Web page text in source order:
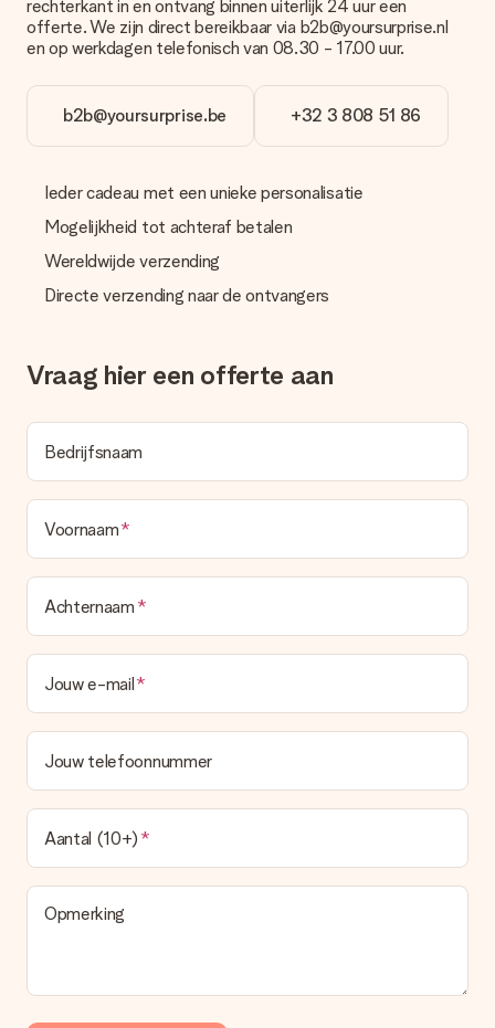
Cadeau ontvangen
Wat als het cadeau toch niet helemaal naar mijn zin is?
geleverd. Je kunt hiervoor contact opnemen met onze
klantenservice, zij helpen je graag bij het vinden van een
passende oplossing.
Er wordt geen factuur meegestuurd bij je bestelling. Je
ontvangt deze bij de bevestiging van de verzending en je kunt
deze ook altijd terugvinden in jouw MySurprise. Je kunt dus
gerust het cadeau gelijk bij de ontvanger laten afleveren, zo is
rechterkant in en ontvang binnen uiterlijk 24 uur een
offerte. We zijn direct bereikbaar via b2b@yoursurprise.nl
en op werkdagen telefonisch van 08.30 - 17.00 uur.
b2b@yoursurprise.be +32 3 808 51 86
Ieder cadeau met een unieke personalisatie
Mogelijkheid tot achteraf betalen
Wereldwijde verzending
Directe verzending naar de ontvangers
Vraag hier een offerte aan
Bedrijfsnaam
Voornaam
Achternaam
Jouw e-mail
Jouw telefoonnummer
Aantal (10+)
Opmerking